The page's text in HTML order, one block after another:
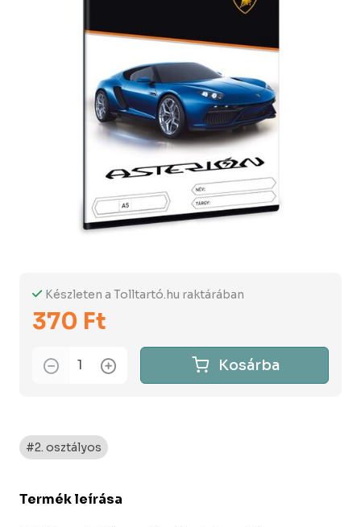
Készleten a Tolltartó.hu raktárában
370 Ft
Kosárba
#2. osztályos
Termék leírása